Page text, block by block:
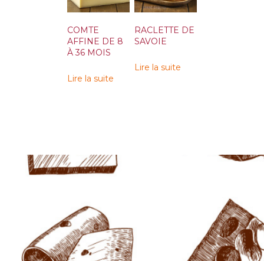
COMTE
AFFINE DE 8
À 36 MOIS
Lire la suite
RACLETTE DE
SAVOIE
Lire la suite